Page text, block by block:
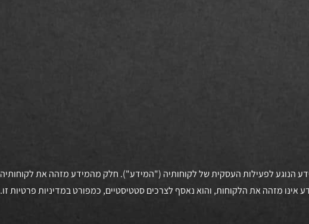
מידע הנוגע לפעילות העסקית של לקוחותיה ("המידע"). חלק מהמידע מזהה את לקוחותיה
מזהה את הלקוחות, והוא נאסף לצרכים סטטיסטיים, כמפורט במדיניות פרטיות זו.